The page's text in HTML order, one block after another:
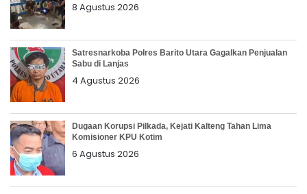
8 Agustus 2026
Satresnarkoba Polres Barito Utara Gagalkan Penjualan
Sabu di Lanjas
4 Agustus 2026
Dugaan Korupsi Pilkada, Kejati Kalteng Tahan Lima
Komisioner KPU Kotim
6 Agustus 2026